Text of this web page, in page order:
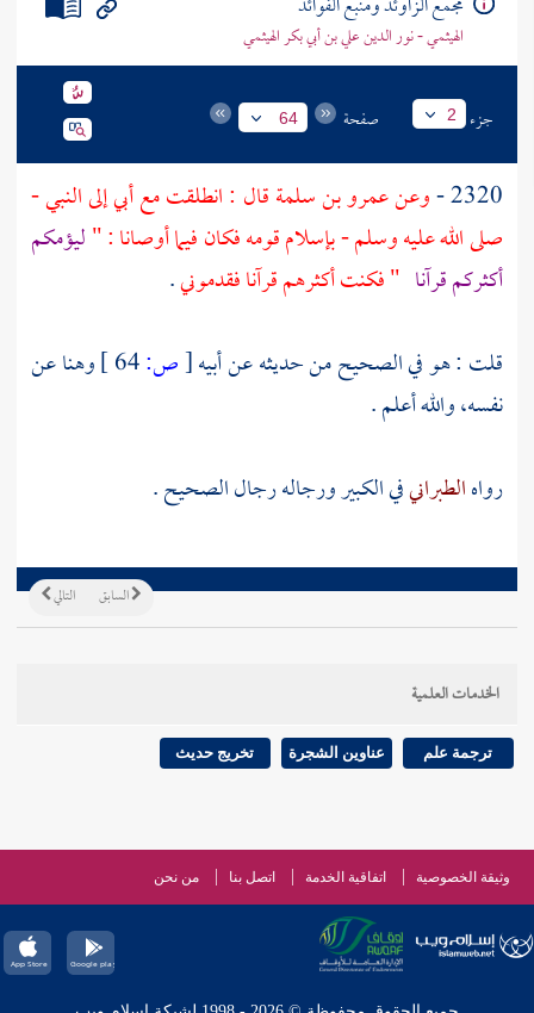
الهيثمي - نور الدين علي بن أبي بكر الهيثمي
جزء 2 صفحة 64
2320 - وعنعمرو بن سلمةقال : انطلقت مع أبي إلى النبي -
صلى الله عليه وسلم - بإسلام قومه فكان فيما أوصانا : "ليؤمكم
أكثركم قرآنا " فكنت أكثرهم قرآنا فقدموني.
قلت : هو في الصحيح من حديثه عن أبيه[ص:
وهنا عن
نفسه، والله أعلم .
رواهالطبرانيفي الكبير ورجاله رجال الصحيح .
التالي السابق
الخدمات العلمية
ترجمة علم عناوين الشجرة تخريج حديث
وثيقة الخصوصية اتفاقية الخدمة اتصل بنا من نحن